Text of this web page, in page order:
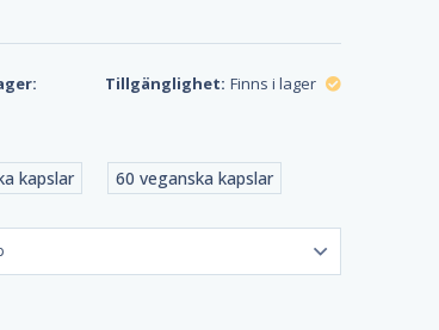
Tillgänglighet: Finns i lager
kapslar 60 veganska kapslar